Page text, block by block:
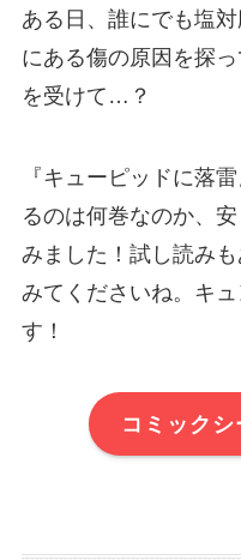
ある日、誰にでも塩
にある傷の原因を探
を受けて…？
『キューピッドに落
るのは何巻なのか、
みました！試し読み
みてくださいね。キ
す！
コミック